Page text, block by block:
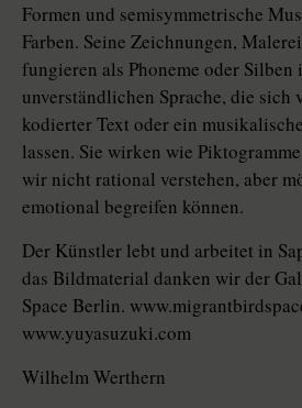
Formen und semisymmetrische
Farben. Seine Zeichnungen,
fungieren als Phoneme oder Silben
unverständlichen Sprache, die
kodierter Text oder ein
lassen. Sie wirken wie
wir nicht rational verstehen, aber
emotional begreifen können.
Der Künstler lebt und arbeitet in
das Bildmaterial danken wir der
Space Berlin.
www.yuyasuzuki.com
Wilhelm Werthern